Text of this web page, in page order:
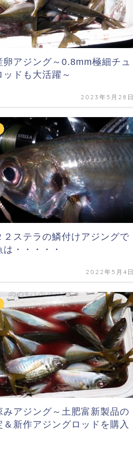
卵アジング～0.8mm極細チュ
ッドも大活躍～
2023年5月28日
２ステラの鱗付けアジングで
・・・・・
2022年5月4日
みアジング～土肥富新製品の
＆新作アジングロッドを購入